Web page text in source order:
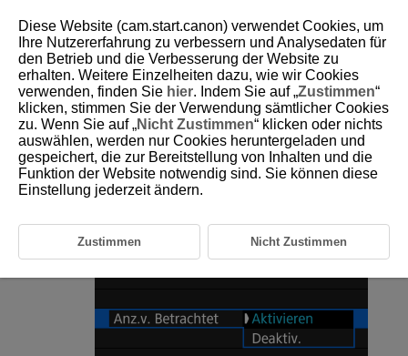
D388-167
Fortsetzen der vorherigen
Wiedergabe
Wählen Sie [ :Anz.v. Betrachtet
Diese Website (cam.start.canon) verwendet Cookies, um
Ihre Nutzererfahrung zu verbessern und Analysedaten für
den Betrieb und die Verbesserung der Website zu
erhalten. Weitere Einzelheiten dazu, wie wir Cookies
verwenden, finden Sie hier. Indem Sie auf „Zustimmen“
klicken, stimmen Sie der Verwendung sämtlicher Cookies
zu. Wenn Sie auf „Nicht Zustimmen“ klicken oder nichts
auswählen, werden nur Cookies heruntergeladen und
gespeichert, die zur Bereitstellung von Inhalten und die
Funktion der Website notwendig sind. Sie können diese
Einstellung jederzeit ändern.
Zustimmen Nicht Zustimmen